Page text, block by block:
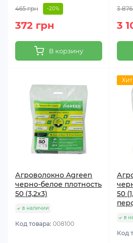
465 грн -20%
372 грн
В корзину
3
3
Агроволокно Agreen
черно-белое плотность
50 (3,2х3)
в наличии
Код товара: 008100
50
в
Код